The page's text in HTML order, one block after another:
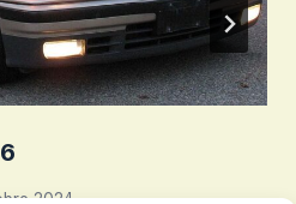
2024